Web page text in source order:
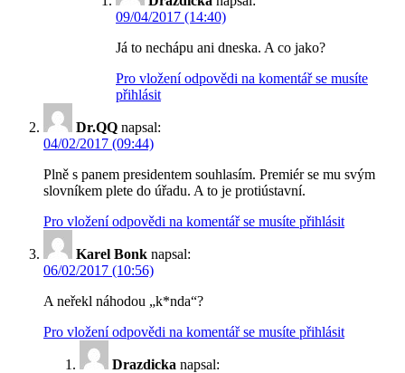
09/04/2017 (14:40)
Já to nechápu ani dneska. A co jako?
Pro vložení odpovědi na komentář se musíte
přihlásit
Dr.QQ napsal:
04/02/2017 (09:44)
Plně s panem presidentem souhlasím. Premiér se mu svým
slovníkem plete do úřadu. A to je protiústavní.
Pro vložení odpovědi na komentář se musíte přihlásit
Karel Bonk napsal:
06/02/2017 (10:56)
A neřekl náhodou „k*nda“?
Pro vložení odpovědi na komentář se musíte přihlásit
Drazdicka napsal: